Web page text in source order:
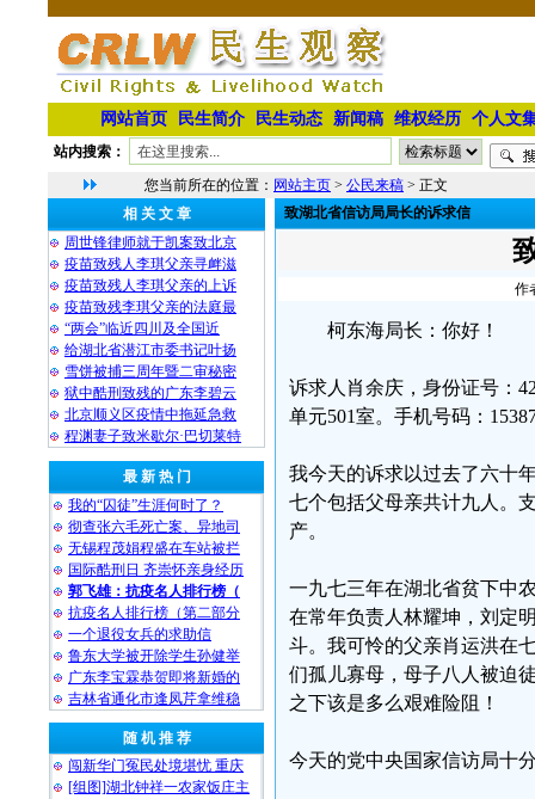
网站首页 民生简介 民生动态 新闻稿 维权经历 个人文
站内搜索：
您当前所在的位置： 网站主页 > 公民来稿 > 正文
相 关 文 章
周世锋律师就于凯案致北京
疫苗致残人李琪父亲寻衅滋
疫苗致残人李琪父亲的上诉
疫苗致残李琪父亲的法庭最
“两会”临近四川及全国近
给湖北省潜江市委书记叶扬
雪饼被捕三周年暨二审秘密
狱中酷刑致残的广东李碧云
北京顺义区疫情中拖延急救
程渊妻子致米歇尔·巴切莱特
最 新 热 门
我的“囚徒”生涯何时了？
彻查张六毛死亡案、异地司
无锡程茂娟程盛在车站被拦
国际酷刑日 齐崇怀亲身经历
郭飞雄：抗疫名人排行榜（
抗疫名人排行榜（第二部分
一个退役女兵的求助信
鲁东大学被开除学生孙健举
广东李宝霖恭贺即将新婚的
吉林省通化市逢凤芹拿维稳
随 机 推 荐
闯新华门冤民处境堪忧 重庆
[组图]湖北钟祥一农家饭庄主
致湖北省信访局局长的诉求信
作
柯东海局长：你好！
诉求人肖余庆，身份证号：
单元501室。手机号码：
我今天的诉求以过去了六十
七个包括父母亲共计九人。
产。
一九七三年在湖北省贫下中
在常年负责人林耀坤，刘定
斗。我可怜的父亲肖运洪在
们孤儿寡母，母子八人被迫
之下该是多么艰难险阻！
今天的党中央国家信访局十